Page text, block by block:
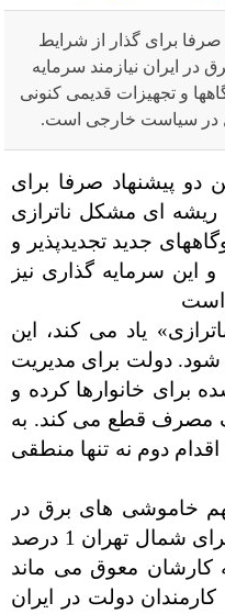
برای گذار از شرایط
ایران نیازمند سرمایه
و تجهیزات قدیمی کنونی
در سیاست خارجی است.
دو پیشنهاد صرفا برای
ای مشکل ناترازی
جدید تجدیدپذیر و
این سرمایه گذاری نیز
است
یاد می کند، این
دولت برای مدیریت
برای خانوارها کرده و
مصرف قطع می کند. به
دوم نه تنها منطقی
خاموشی های برق در
جنوب تهران 32 درصد است در حالی که این رقم برای شمال تهران 1 درصد
کارشان معوق می ماند
دولت در ایران